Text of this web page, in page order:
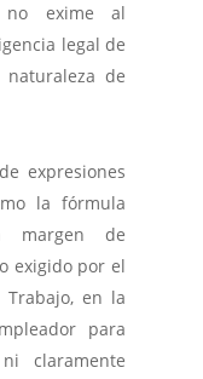
no exime al
legal de
de
expresiones
la fórmula
margen de
exigido por el
en la
para
claramente